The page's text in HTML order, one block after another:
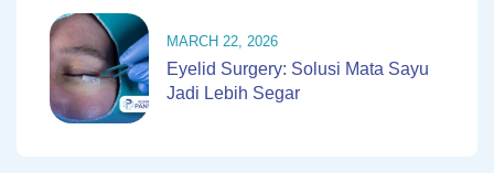
MARCH 22, 2026
Eyelid Surgery: Solusi Mata Sayu
Jadi Lebih Segar